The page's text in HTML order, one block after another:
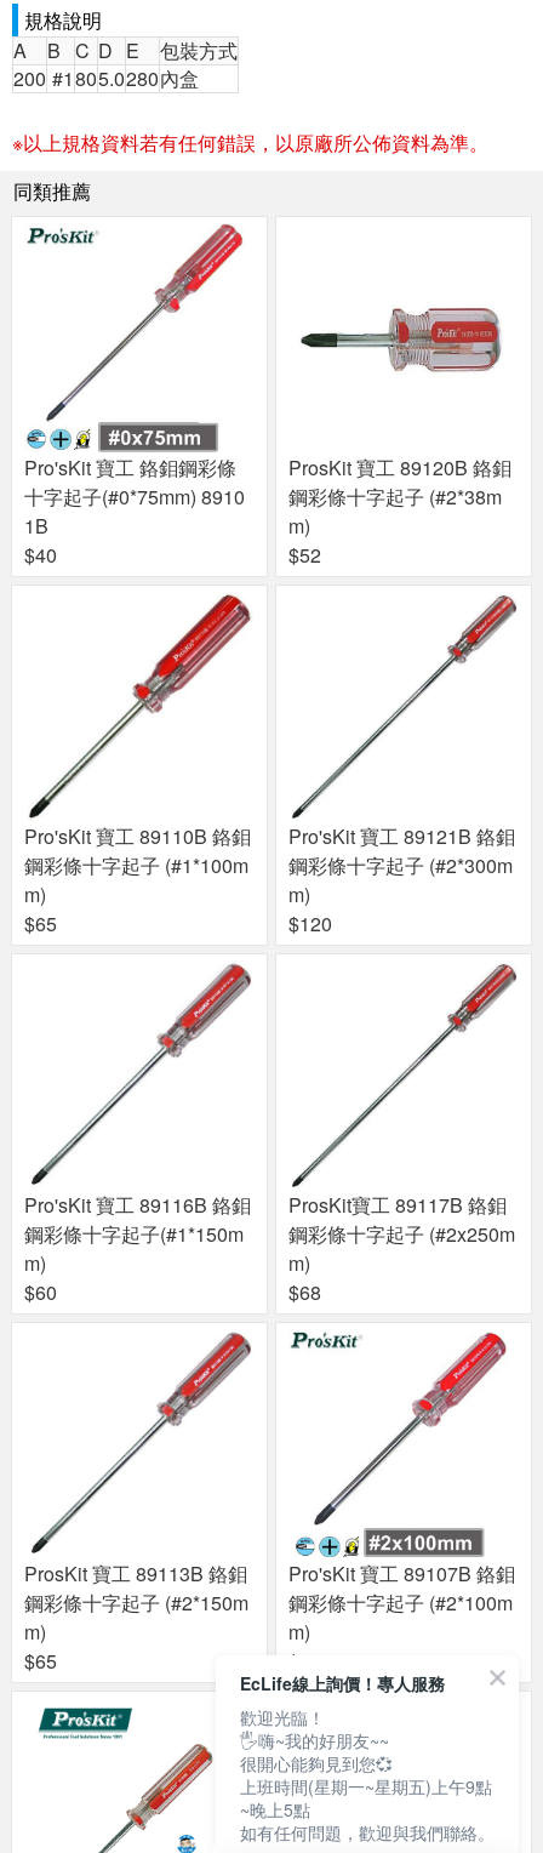
規格說明
A
B C D E
包裝方式
200 #1805.0280內盒
※以上規格資料若有任何錯誤，以原廠所公佈資料為準。
同類推薦
Pro'sKit 寶工 鉻鉬鋼彩條
十字起子(#0*75mm) 8910
1B
$40
ProsKit 寶工 89120B 鉻鉬
鋼彩條十字起子 (#2*38m
m)
$52
Pro'sKit 寶工 89110B 鉻鉬
鋼彩條十字起子 (#1*100m
m)
$65
Pro'sKit 寶工 89121B 鉻鉬
鋼彩條十字起子 (#2*300m
m)
$120
Pro'sKit 寶工 89116B 鉻鉬
鋼彩條十字起子(#1*150m
m)
$60
ProsKit寶工 89117B 鉻鉬
鋼彩條十字起子 (#2x250m
m)
$68
ProsKit 寶工 89113B 鉻鉬
鋼彩條十字起子 (#2*150m
m)
$65
Pro'sKit 寶工 89107B 鉻鉬
鋼彩條十字起子 (#2*100m
m)
$65
EcLife線上詢價！專人服務
歡迎光臨！
🖐嗨~我的好朋友~~
很開心能夠見到您💞
上班時間(星期一~星期五)上午9點
~晚上5點
如有任何問題，歡迎與我們聯絡。